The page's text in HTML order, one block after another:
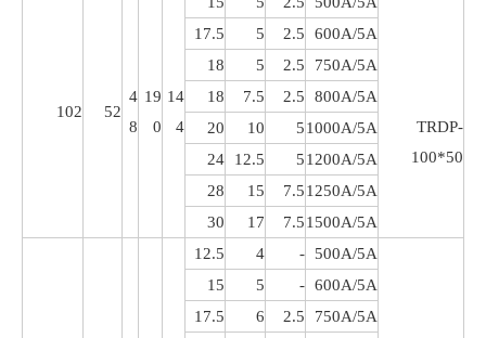
TRDP-
100*50
14
4
19
0
4
8
52
102
600A/5A
2.5
5
17.5
750A/5A
2.5
5
18
800A/5A
2.5
7.5
18
1000A/5A
5
10
20
1200A/5A
5
12.5
24
1250A/5A
7.5
15
28
1500A/5A
7.5
17
30
500A/5A
-
4
12.5
600A/5A
-
5
15
750A/5A
2.5
6
17.5